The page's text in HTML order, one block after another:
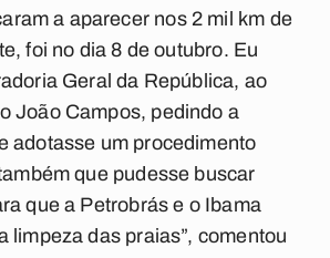
a aparecer nos 2 mil km de
foi no dia 8 de outubro. Eu
Geral da República, ao
João Campos, pedindo a
adotasse um procedimento
que pudesse buscar
que a Petrobrás e o Ibama
limpeza das praias”, comentou